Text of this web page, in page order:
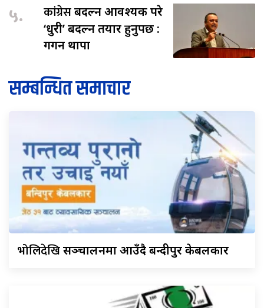
५. कांग्रेसबदल्न आवश्यक परे
‘धुरी’ बदल्न तयार हुनुपर्छ :
गगन थापा
सम्बन्धित समाचार
भोलिदेखिसञ्चालनमा आउँदै बन्दीपुर केबलकार